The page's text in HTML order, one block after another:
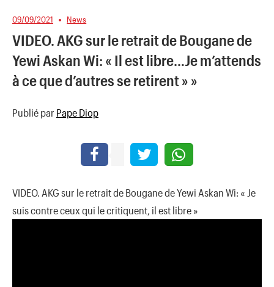
09/09/2021 News
VIDEO. AKG sur le retrait de Bougane de
Yewi Askan Wi: « Il est libre…Je m’attends
à ce que d’autres se retirent » »
Publié par Pape Diop
VIDEO. AKG sur le retrait de Bougane de Yewi Askan Wi: « Je
suis contre ceux qui le critiquent, il est libre »